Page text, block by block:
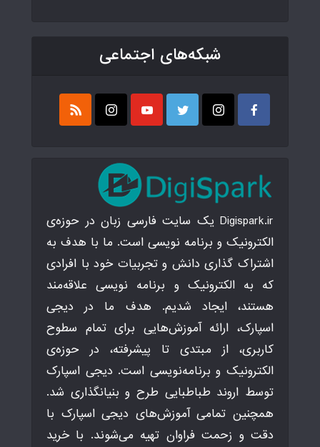
شبکه‌های اجتماعی
Digispark.ir یک سایت فارسی زبان در حوزه‌ی
الکترونیک و برنامه نویسی است. ما با هدف به
اشتراک گذاری دانش و تجربیات خود با افرادی
که به الکترونیک و برنامه نویسی علاقه‌مند
هستند، ایجاد شدیم. هدف ما در دیجی
اسپارک، ارائه آموزش‌هایی برای تمام سطوح
کاربری، از مبتدی تا پیشرفته، در حوزه‌ی
الکترونیک و برنامه‌نویسی است. دیجی اسپارک
توسط اروند طباطبایی طرح و بنیانگذاری شد.
همچنین تمامی آموزش‌های دیجی اسپارک با
دقت و زحمت فراوان تهیه می‌شوند. با خرید